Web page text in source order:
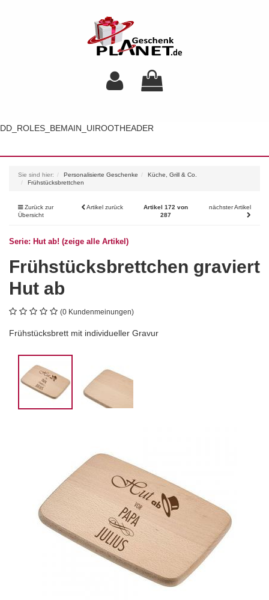
DD_ROLES_BEMAIN_UIROOTHEADER
Sie sind hier: Personalisierte Geschenke
Küche, Grill & Co.
Frühstücksbrettchen
Zurück zur
Übersicht
Artikel zurück
Artikel 172 von
287
nächster Artikel
Serie: Hut ab! (zeige alle Artikel)
Frühstücksbrettchen graviert
Hut ab
(0 Kundenmeinungen)
Frühstücksbrett mit individueller Gravur